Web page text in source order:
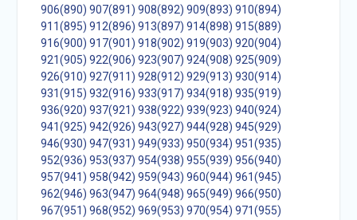
906(890) 907(891) 908(892) 909(893) 910(894)
911(895) 912(896) 913(897) 914(898) 915(889)
916(900) 917(901) 918(902) 919(903) 920(904)
921(905) 922(906) 923(907) 924(908) 925(909)
926(910) 927(911) 928(912) 929(913) 930(914)
931(915) 932(916) 933(917) 934(918) 935(919)
936(920) 937(921) 938(922) 939(923) 940(924)
941(925) 942(926) 943(927) 944(928) 945(929)
946(930) 947(931) 949(933) 950(934) 951(935)
952(936) 953(937) 954(938) 955(939) 956(940)
957(941) 958(942) 959(943) 960(944) 961(945)
962(946) 963(947) 964(948) 965(949) 966(950)
967(951) 968(952) 969(953) 970(954) 971(955)